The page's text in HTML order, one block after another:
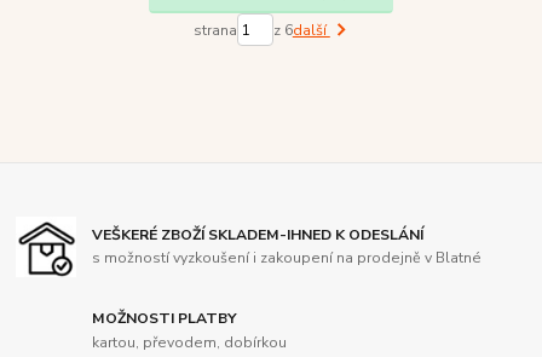
strana z 6další
VEŠKERÉ ZBOŽÍ SKLADEM-IHNED K ODESLÁNÍ
s možností vyzkoušení i zakoupení na prodejně v Blatné
MOŽNOSTI PLATBY
kartou, převodem, dobírkou